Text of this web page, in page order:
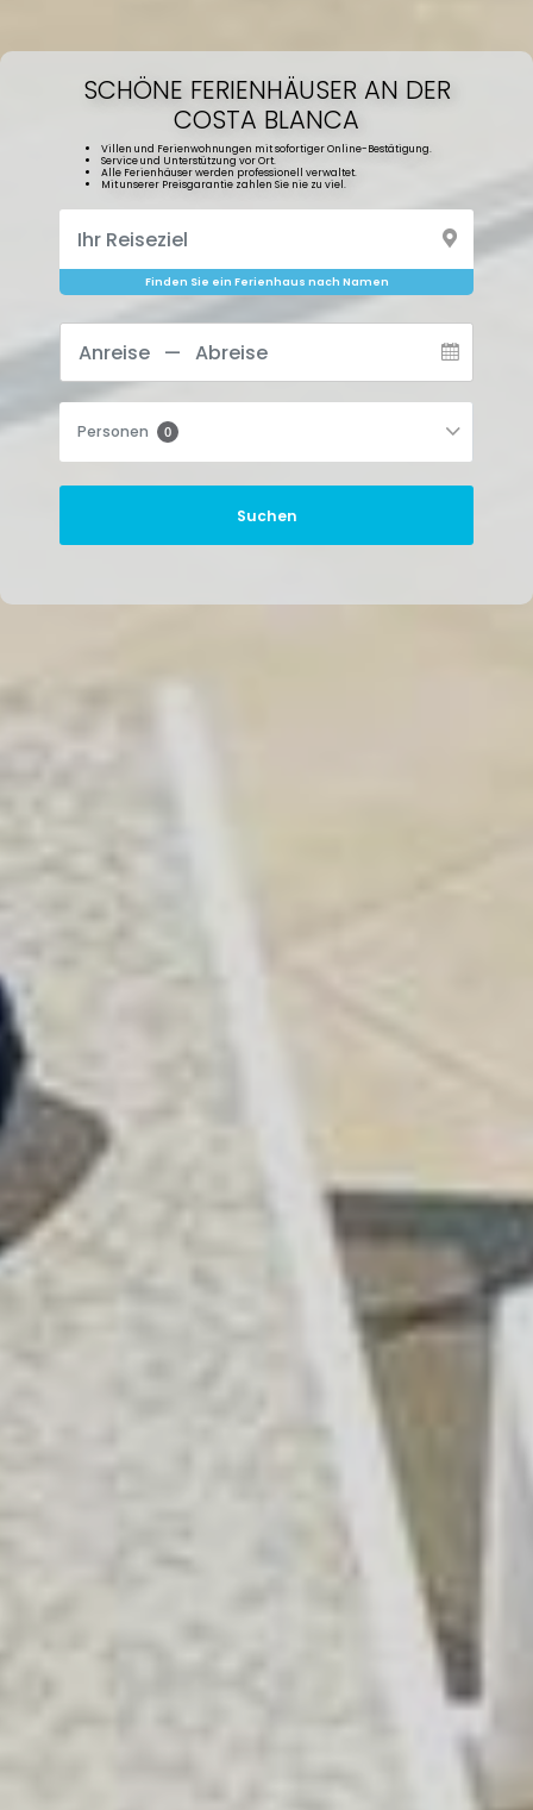
SCHÖNE FERIENHÄUSER AN DER
COSTA BLANCA
Villen und Ferienwohnungen mit sofortiger Online-Bestätigung.
Service und Unterstützung vor Ort.
Alle Ferienhäuser werden professionell verwaltet.
Mit unserer Preisgarantie zahlen Sie nie zu viel.
Finden Sie ein Ferienhaus nach Namen
Personen 0